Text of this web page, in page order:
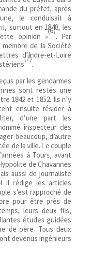
du préfet, après
le conduisait à
surtout en 1848, les
opinion »
(6)
. Par
de la Société
d’Indre-et-Loire
(7)
.
par les gendarmes
sont restés une
1842 et 1852. Ils n’y
ensuite résider à
d’une part les
inspecteur des
beaucoup, d’autre
de la ville. Le couple
à Tours, avant
de Chavannes
aussi de journaliste
il rédige les articles
s’est rapproché de
pour être près de
leurs deux fils,
études guidées
de père. Tous deux
devenus ingénieurs